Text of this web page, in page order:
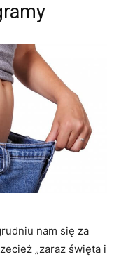
nam się za
„zaraz święta i